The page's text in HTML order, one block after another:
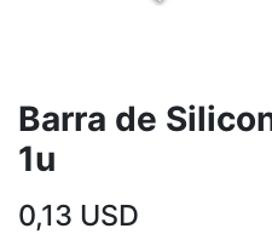
Barra de
1u
0,13 USD